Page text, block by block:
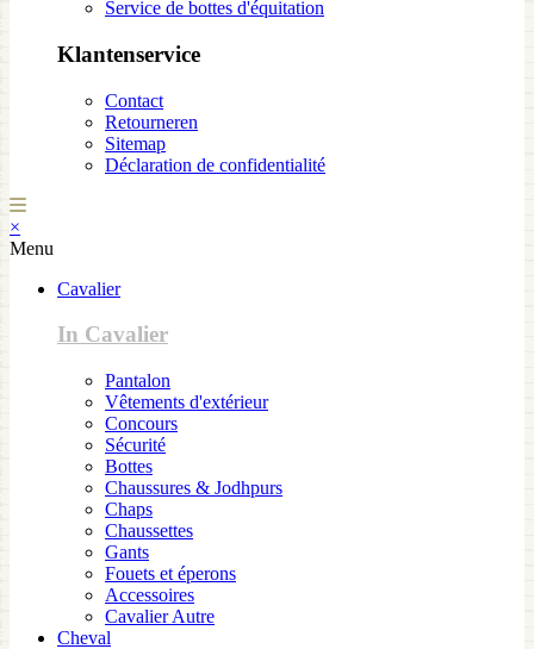
Service de bottes d'équitation
Klantenservice
Contact
Retourneren
Sitemap
Déclaration de confidentialité
×
Menu
Cavalier
In Cavalier
Pantalon
Vêtements d'extérieur
Concours
Sécurité
Bottes
Chaussures & Jodhpurs
Chaps
Chaussettes
Gants
Fouets et éperons
Accessoires
Cavalier Autre
Cheval